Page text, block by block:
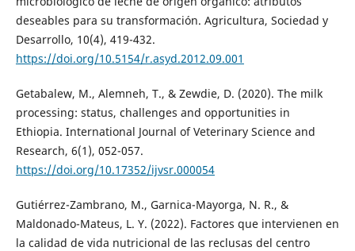
deseables para su transformación. Agricultura, Sociedad y
Desarrollo, 10(4), 419-432.
https://doi.org/10.5154/r.asyd.2012.09.001
Getabalew, M., Alemneh, T., & Zewdie, D. (2020). The milk
processing: status, challenges and opportunities in
Ethiopia. International Journal of Veterinary Science and
Research, 6(1), 052-057.
https://doi.org/10.17352/ijvsr.000054
Gutiérrez-Zambrano, M., Garnica-Mayorga, N. R., &
Maldonado-Mateus, L. Y. (2022). Factores que intervienen en
la calidad de vida nutricional de las reclusas del centro